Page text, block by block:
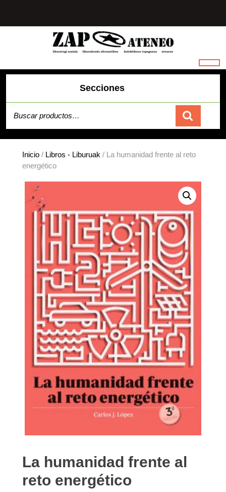
contenido
Secciones
Carrito
Inicio / Libros - Liburuak / La humanidad frente al reto
energético
La humanidad frente al
reto energético